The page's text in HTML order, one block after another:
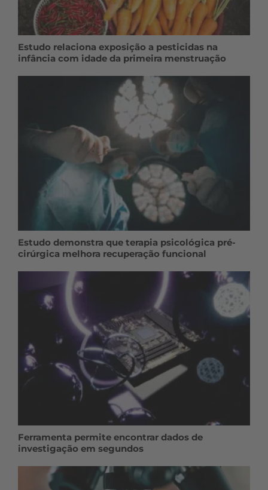
Estudo relaciona exposição a pesticidas na
infância com idade da primeira menstruação
Estudo demonstra que terapia psicológica pré-
cirúrgica melhora recuperação funcional
Ferramenta permite encontrar dados de
investigação em segundos